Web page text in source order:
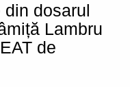
din dosarul
Lambru
de